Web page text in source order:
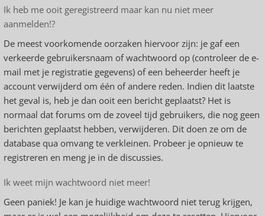
Ik heb me ooit geregistreerd maar kan nu niet meer
aanmelden!?
De meest voorkomende oorzaken hiervoor zijn: je gaf een
verkeerde gebruikersnaam of wachtwoord op (controleer de e-
mail met je registratie gegevens) of een beheerder heeft je
account verwijderd om één of andere reden. Indien dit laatste
het geval is, heb je dan ooit een bericht geplaatst? Het is
normaal dat forums om de zoveel tijd gebruikers, die nog geen
berichten geplaatst hebben, verwijderen. Dit doen ze om de
database qua omvang te verkleinen. Probeer je opnieuw te
registreren en meng je in de discussies.
Ik weet mijn wachtwoord niet meer!
Geen paniek! Je kan je huidige wachtwoord niet terug krijgen,